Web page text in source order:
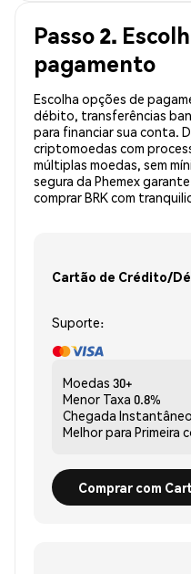
Passo 2.
pagamento
Escolha opções de
débito, transferências
para financiar sua conta.
criptomoedas com
múltiplas moedas, sem
segura da Phemex
comprar BRK com
Cartão de Crédito/
Suporte:
Moedas 30+
Menor Taxa 0.8%
Chegada Instantâneo
Melhor para Primeira
Comprar com